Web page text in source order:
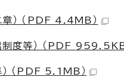
章） （PDF 4.4MB）
制度等） （PDF 959.5KB
（PDF 5.1MB）